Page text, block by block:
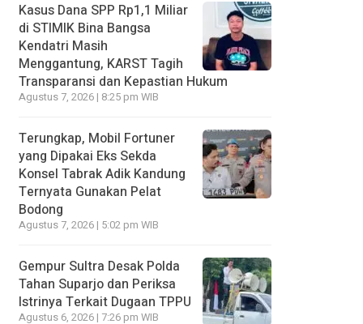
Kasus Dana SPP Rp1,1 Miliar
di STIMIK Bina Bangsa
Kendatri Masih
Menggantung, KARST Tagih
Transparansi dan Kepastian Hukum
Agustus 7, 2026 | 8:25 pm WIB
Terungkap, Mobil Fortuner
yang Dipakai Eks Sekda
Konsel Tabrak Adik Kandung
Ternyata Gunakan Pelat
Bodong
Agustus 7, 2026 | 5:02 pm WIB
Gempur Sultra Desak Polda
Tahan Suparjo dan Periksa
Istrinya Terkait Dugaan TPPU
Agustus 6, 2026 | 7:26 pm WIB